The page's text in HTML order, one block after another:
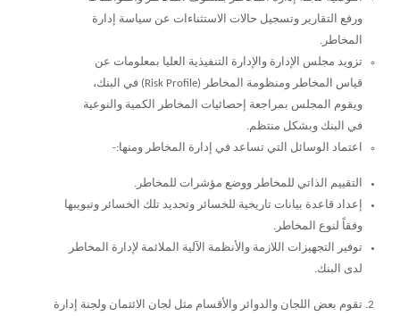
ورفع التقارير وتسجيل حالات الاستثناءات عن سياسة إدارة
المخاطر.
تزويد مجلس الإدارة والإدارة التنفيذية العليا بمعلومات عن
قياس المخاطر ومنظومة المخاطر (Risk Profile) في البنك،
ويقوم المجلس بمراجعة إحصائيات المخاطر الكمية والنوعية
في البنك وبشكل منتظم.
اعتماد الوسائل التي تساعد في إدارة المخاطر ومنها:-
التقييم الذاتي للمخاطر ووضع مؤشرات للمخاطر.
إعداد قاعدة بيانات تاريخية للخسائر وتحديد تلك الخسائر وتبويبها
وفقاً لنوع المخاطر.
توفير التجهيزات اللازمة والأنظمة الآلية الملائمة لإدارة المخاطر
لدى البنك.
تقوم بعض اللجان والدوائر والأقسام مثل لجان الائتمان ولجنة إدارة